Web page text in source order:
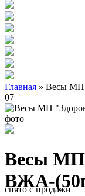
Главная » Весы МП
07
Весы МП
ВЖА-
снято с продажи